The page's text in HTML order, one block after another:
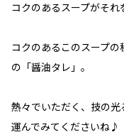
コクのあるスープがそれ
コクのあるこのスープ
の「醤油タレ」。
熱々でいただく、技の
運んでみてくださいね♪